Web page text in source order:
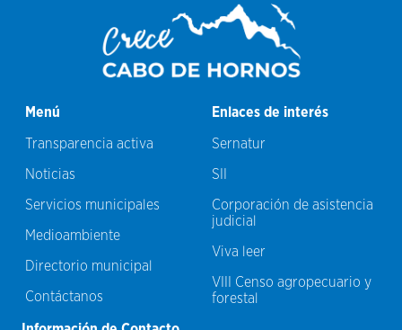
Menú
Transparencia activa
Noticias
Servicios municipales
Medioambiente
Directorio municipal
Contáctanos
Enlaces de interés
Sernatur
SII
Corporación de asistencia
judicial
Viva leer
VIII Censo agropecuario y
forestal